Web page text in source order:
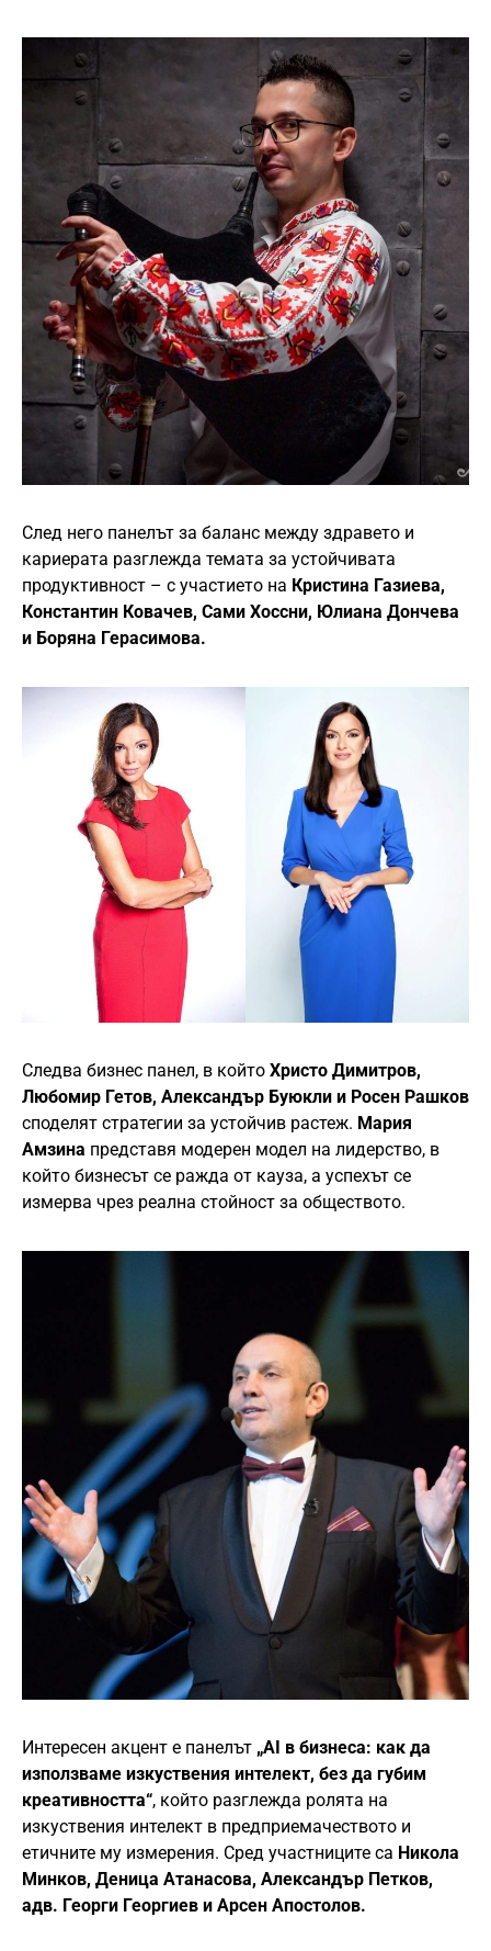
След него панелът за баланс между здравето и
кариерата разглежда темата за устойчивата
продуктивност – с участието на Кристина Газиева,
Константин Ковачев, Сами Хоссни, Юлиана Дончева
и Боряна Герасимова.
Следва бизнес панел, в който Христо Димитров,
Любомир Гетов, Александър Буюкли и Росен Рашков
споделят стратегии за устойчив растеж. Мария
Амзина представя модерен модел на лидерство, в
който бизнесът се ражда от кауза, а успехът се
измерва чрез реална стойност за обществото.
Интересен акцент е панелът „AI в бизнеса: как да
използваме изкуствения интелект, без да губим
креативността“, който разглежда ролята на
изкуствения интелект в предприемачеството и
етичните му измерения. Сред участниците са Никола
Минков, Деница Атанасова, Александър Петков,
адв. Георги Георгиев и Арсен Апостолов.